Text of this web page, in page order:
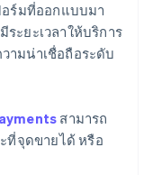
ร์มที่ออกแบบมา
ะยะเวลาให้บริการ
ามน่าเชื่อถือระดับ
สามารถ
ที่จุดขายได้ หรือ